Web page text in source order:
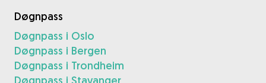
Døgnpass
Døgnpass i Oslo
Døgnpass i Bergen
Døgnpass i Trondheim